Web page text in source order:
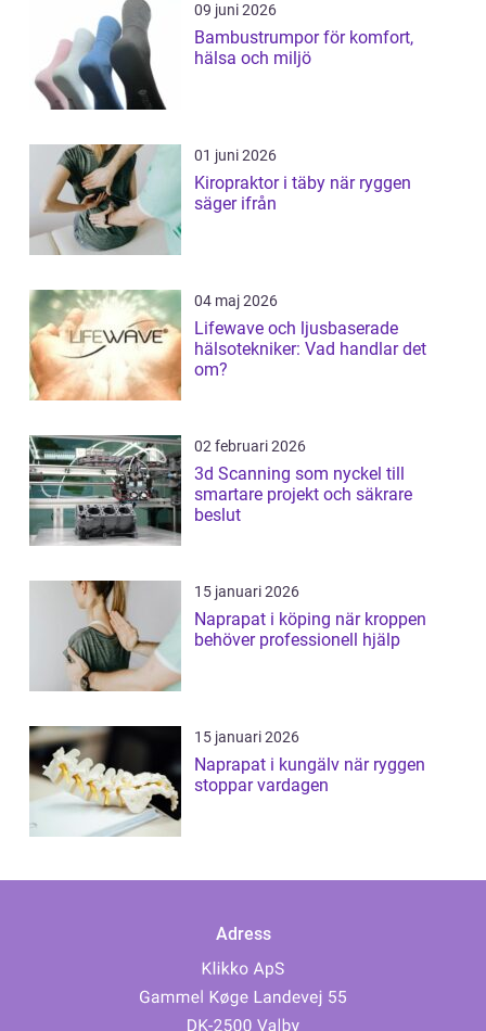
09 juni 2026
Bambustrumpor för komfort,
hälsa och miljö
01 juni 2026
Kiropraktor i täby när ryggen
säger ifrån
04 maj 2026
Lifewave och ljusbaserade
hälsotekniker: Vad handlar det
om?
02 februari 2026
3d Scanning som nyckel till
smartare projekt och säkrare
beslut
15 januari 2026
Naprapat i köping när kroppen
behöver professionell hjälp
15 januari 2026
Naprapat i kungälv när ryggen
stoppar vardagen
Adress